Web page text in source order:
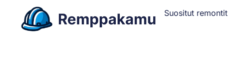
Suositut remontit